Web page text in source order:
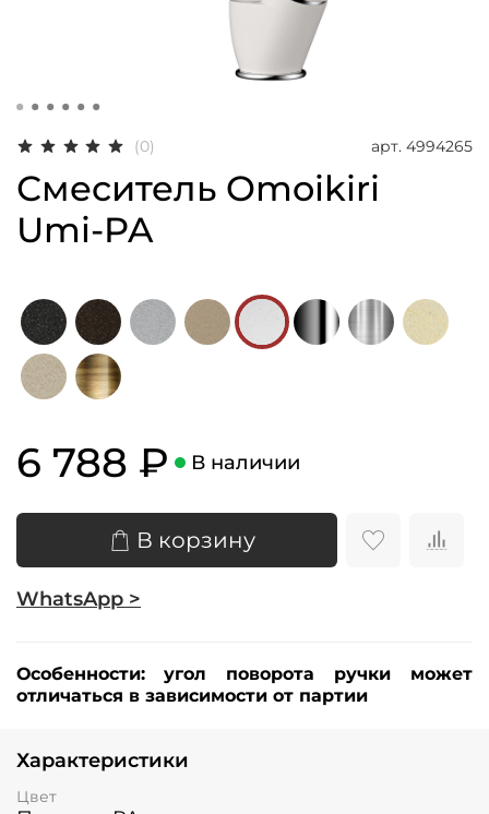
(0) арт. 4994265
Смеситель Omoikiri
Umi-PA
6 788 ₽ В наличии
В корзину
WhatsApp >
Особенности: угол поворота ручки может
отличаться в зависимости от партии
Характеристики
Цвет